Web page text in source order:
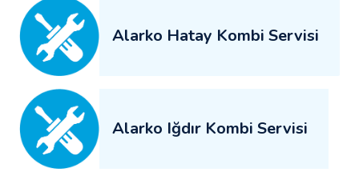
Alarko Hatay Kombi Servisi
Alarko Iğdır Kombi Servisi